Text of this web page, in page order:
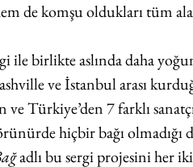
de komşu oldukları tüm
ile birlikte aslında daha
ve İstanbul arası
ve Türkiye’den 7 farklı
hiçbir bağı olmadığı
adlı bu sergi projesini her